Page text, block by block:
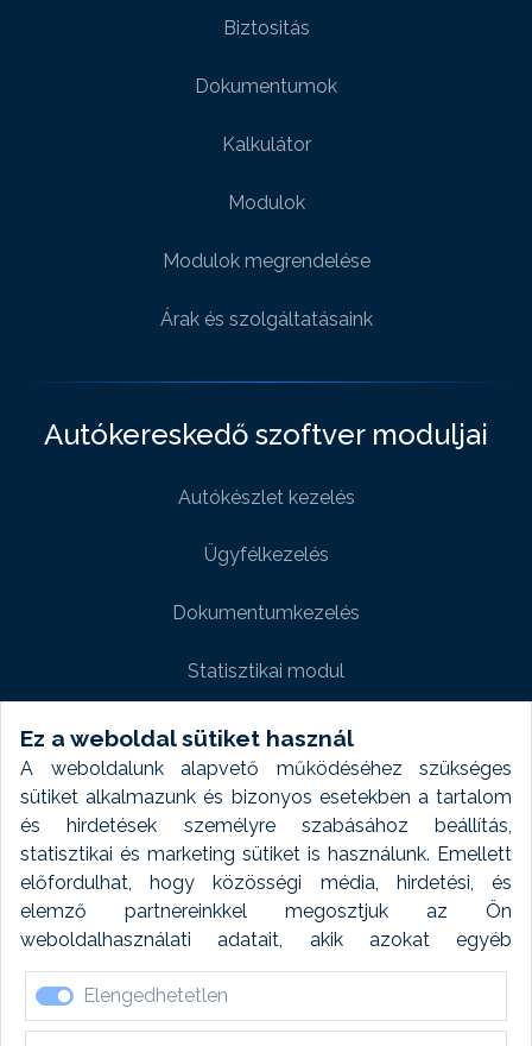
Ez a weboldal sütiket használ
A weboldalunk alapvető működéséhez szükséges
sütiket alkalmazunk és bizonyos esetekben a tartalom
és hirdetések személyre szabásához beállítás,
statisztikai és marketing sütiket is használunk. Emellett
előfordulhat, hogy közösségi média, hirdetési, és
elemző partnereinkkel megosztjuk az Ön
weboldalhasználati adatait, akik azokat egyéb
forrásokból gyűjtött adatokkal kombinálhatják. A sütik
elfogadásával kapcsolatosan naplózást végzünk és
ezen adatokat 6 hónap után automatikusan töröljük. A
Elengedhetetlen
Biztositás
Dokumentumok
Kalkulátor
Modulok
Modulok megrendelése
Árak és szolgáltatásaink
Autókereskedő szoftver moduljai
Autókészlet kezelés
Ügyfélkezelés
Dokumentumkezelés
Statisztikai modul
Weboldal modul
Fényképtár extra modul
Autómosó modul
Feladatütemezés